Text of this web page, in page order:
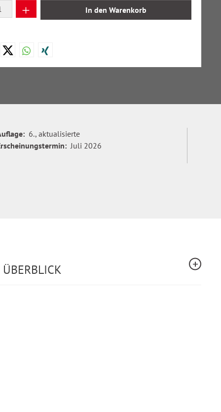
Anzahl: Gib den gewünschten Wert ein
In den Warenkorb
6., aktualisierte
Juli 2026